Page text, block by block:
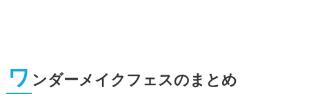
ワ ンダーメイクフェスのまとめ